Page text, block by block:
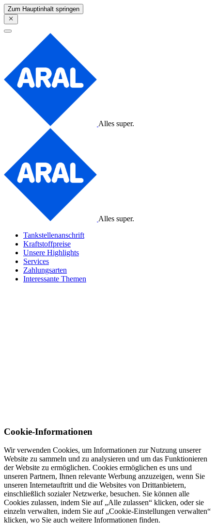
Zum Hauptinhalt springen
Alles super.
Alles super.
Tankstellenanschrift
Kraftstoffpreise
Unsere Highlights
Services
Zahlungsarten
Interessante Themen
Cookie-Informationen
Wir verwenden Cookies, um Informationen zur Nutzung unserer
Website zu sammeln und zu analysieren und um das Funktionieren
der Website zu ermöglichen. Cookies ermöglichen es uns und
unseren Partnern, Ihnen relevante Werbung anzuzeigen, wenn Sie
unseren Internetauftritt und die Websites von Drittanbietern,
einschließlich sozialer Netzwerke, besuchen. Sie können alle
Cookies zulassen, indem Sie auf „Alle zulassen“ klicken, oder sie
einzeln verwalten, indem Sie auf „Cookie-Einstellungen verwalten“
klicken, wo Sie auch weitere Informationen finden.